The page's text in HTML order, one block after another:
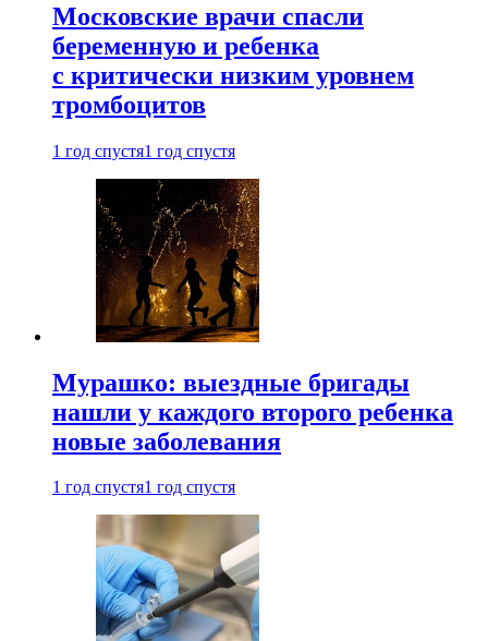
Московские врачи спасли
беременную и ребенка
с критически низким уровнем
тромбоцитов
1 год спустя1 год спустя
Мурашко: выездные бригады
нашли у каждого второго ребенка
новые заболевания
1 год спустя1 год спустя